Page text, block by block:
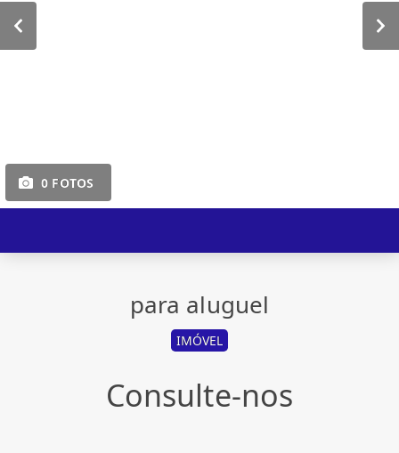
0 FOTOS
para aluguel
IMÓVEL
Consulte-nos